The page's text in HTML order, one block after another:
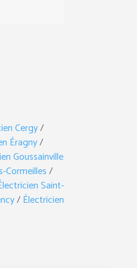
Cergy/
Éragny/
Goussainville
Cormeilles/
Saint-
/Électricien